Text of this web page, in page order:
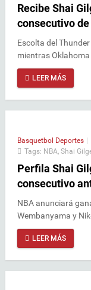
Recibe Shai
consecutivo
Escolta del
mientras
LEER MÁS
Basquetbol Deportes |
Tags: NBA Shai
Perfila Shai
consecutivo
NBA anunciará
Wembanyama y
LEER MÁS